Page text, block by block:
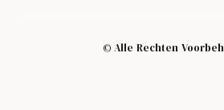
© Alle Rechten